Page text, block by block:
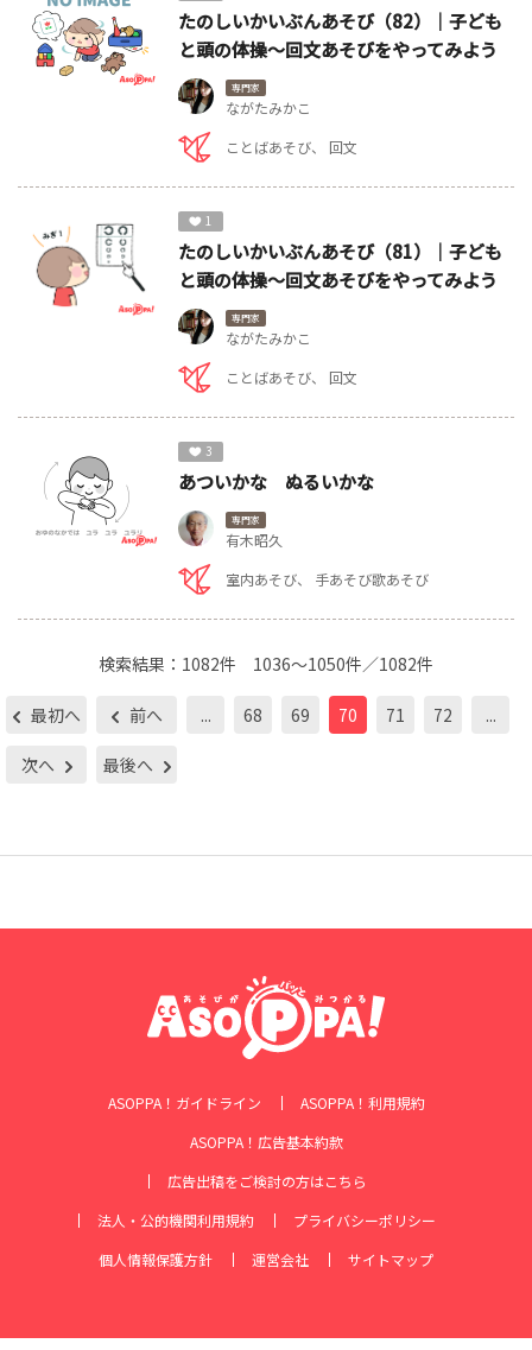
たのしいかいぶんあそび（82）｜子ども
と頭の体操～回文あそびをやってみよう
専門家
ながたみかこ
ことばあそび
回文
1
たのしいかいぶんあそび（81）｜子ども
と頭の体操～回文あそびをやってみよう
専門家
ながたみかこ
ことばあそび
回文
3
あついかな ぬるいかな
専門家
有木昭久
室内あそび
手あそび歌あそび
検索結果： 1082件 1036～1050件／1082件
最初へ 前へ ... 68 69 70 71 72 ...
次へ 最後へ
ASOPPA！ガイドライン
ASOPPA！利用規約
ASOPPA！広告基本約款
広告出稿をご検討の方はこちら
法人・公的機関利用規約
プライバシーポリシー
個人情報保護方針
運営会社 サイトマップ